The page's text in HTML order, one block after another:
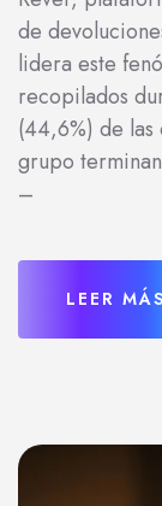
de
lidera este
recopilados
(44,6%) de
grupo
–
LEER MÁS